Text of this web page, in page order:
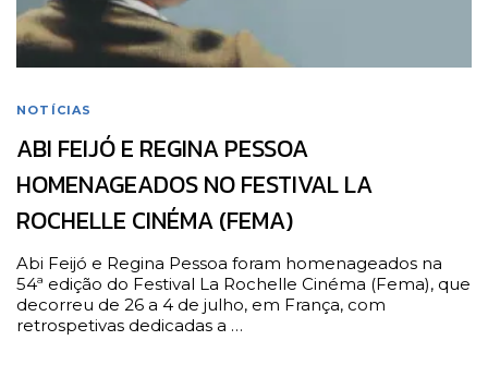
NOTÍCIAS
ABI FEIJÓ E REGINA PESSOA
HOMENAGEADOS NO FESTIVAL LA
ROCHELLE CINÉMA (FEMA)
Abi Feijó e Regina Pessoa foram homenageados na
54ª edição do Festival La Rochelle Cinéma (Fema), que
decorreu de 26 a 4 de julho, em França, com
retrospetivas dedicadas a …